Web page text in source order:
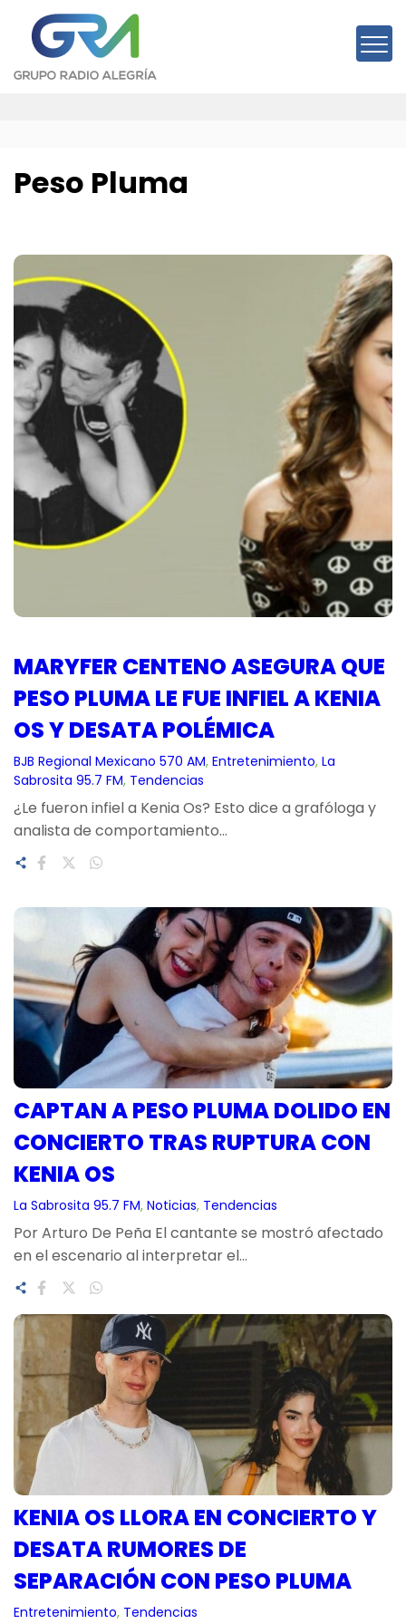
contenido
Peso Pluma
MARYFER CENTENO ASEGURA QUE
PESO PLUMA LE FUE INFIEL A KENIA
OS Y DESATA POLÉMICA
BJB Regional Mexicano 570 AM, Entretenimiento, La
Sabrosita 95.7 FM, Tendencias
¿Le fueron infiel a Kenia Os? Esto dice a grafóloga y
analista de comportamiento…
CAPTAN A PESO PLUMA DOLIDO EN
CONCIERTO TRAS RUPTURA CON
KENIA OS
La Sabrosita 95.7 FM, Noticias, Tendencias
Por Arturo De Peña El cantante se mostró afectado
en el escenario al interpretar el…
KENIA OS LLORA EN CONCIERTO Y
DESATA RUMORES DE
SEPARACIÓN CON PESO PLUMA
Entretenimiento, Tendencias